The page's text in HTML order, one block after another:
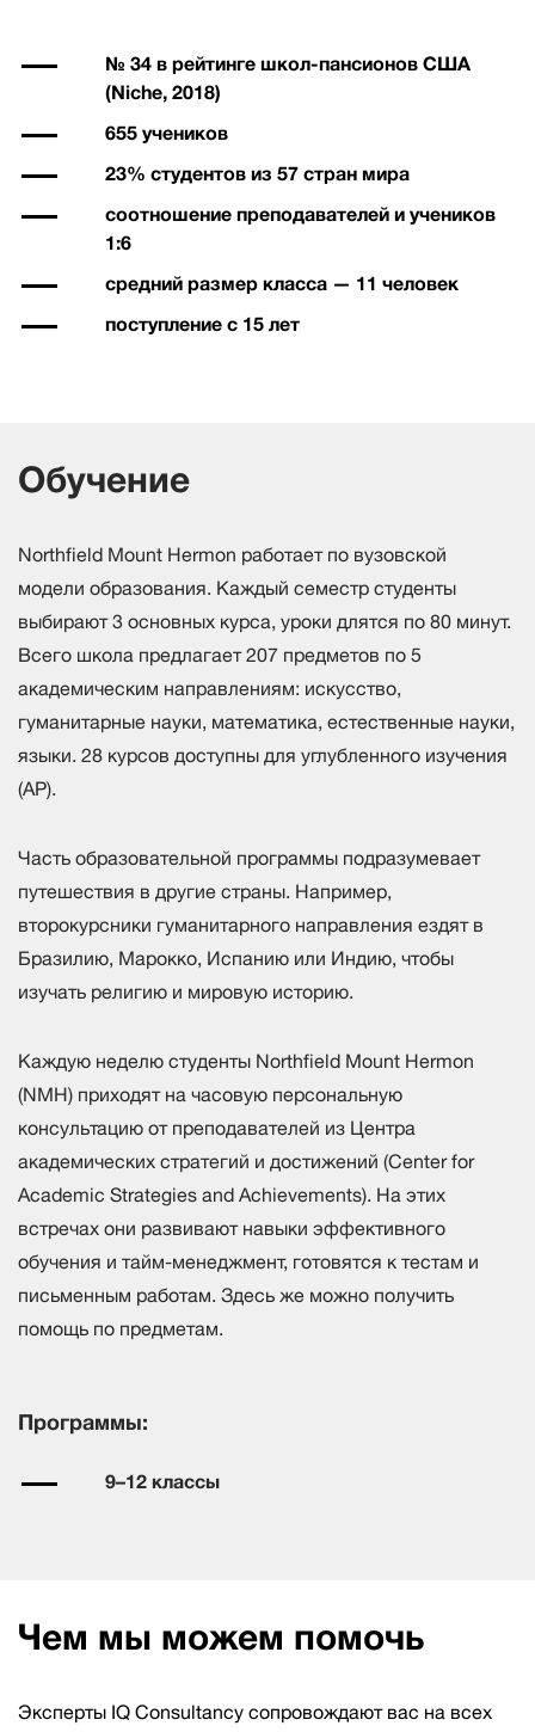
№ 34 в рейтинге школ-пансионов США
(Niche, 2018)
655 учеников
23% студентов из 57 стран мира
соотношение преподавателей и учеников
1:6
средний размер класса — 11 человек
поступление с 15 лет
Обучение
Northfield Mount Hermon работает по вузовской
модели образования. Каждый семестр студенты
выбирают 3 основных курса, уроки длятся по 80 минут.
Всего школа предлагает 207 предметов по 5
академическим направлениям: искусство,
гуманитарные науки, математика, естественные науки,
языки. 28 курсов доступны для углубленного изучения
(AP).
Часть образовательной программы подразумевает
путешествия в другие страны. Например,
второкурсники гуманитарного направления ездят в
Бразилию, Марокко, Испанию или Индию, чтобы
изучать религию и мировую историю.
Каждую неделю студенты Northfield Mount Hermon
(NMH) приходят на часовую персональную
консультацию от преподавателей из Центра
академических стратегий и достижений (Center for
Academic Strategies and Achievements). На этих
встречах они развивают навыки эффективного
обучения и тайм-менеджмент, готовятся к тестам и
письменным работам. Здесь же можно получить
помощь по предметам.
Программы:
9–12 классы
Чем мы можем помочь
Эксперты IQ Consultancy сопровождают вас на всех